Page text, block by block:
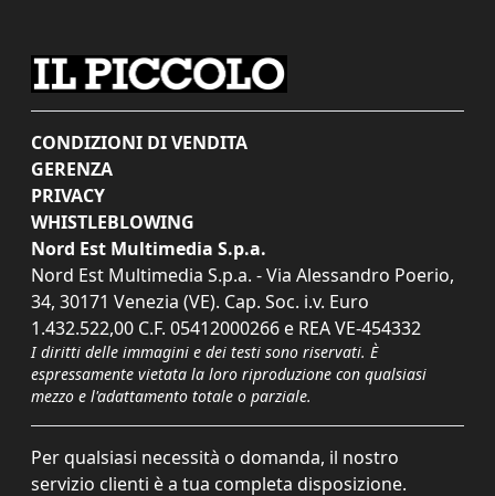
CONDIZIONI DI VENDITA
GERENZA
PRIVACY
WHISTLEBLOWING
Nord Est Multimedia S.p.a.
Nord Est Multimedia S.p.a. - Via Alessandro Poerio,
34, 30171 Venezia (VE). Cap. Soc. i.v. Euro
1.432.522,00 C.F. 05412000266 e REA VE-454332
I diritti delle immagini e dei testi sono riservati. È
espressamente vietata la loro riproduzione con qualsiasi
mezzo e l'adattamento totale o parziale.
Per qualsiasi necessità o domanda, il nostro
servizio clienti è a tua completa disposizione.